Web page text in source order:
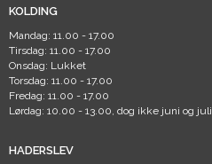
KOLDING
Mandag: 11.00 - 17.00
Tirsdag: 11.00 - 17.00
Onsdag: Lukket
Torsdag: 11.00 - 17.00
Fredag: 11.00 - 17.00
Lørdag: 10.00 - 13.00, dog ikke juni og juli
HADERSLEV